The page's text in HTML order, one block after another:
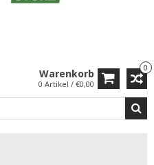
0
Warenkorb
0 Artikel / €0,00